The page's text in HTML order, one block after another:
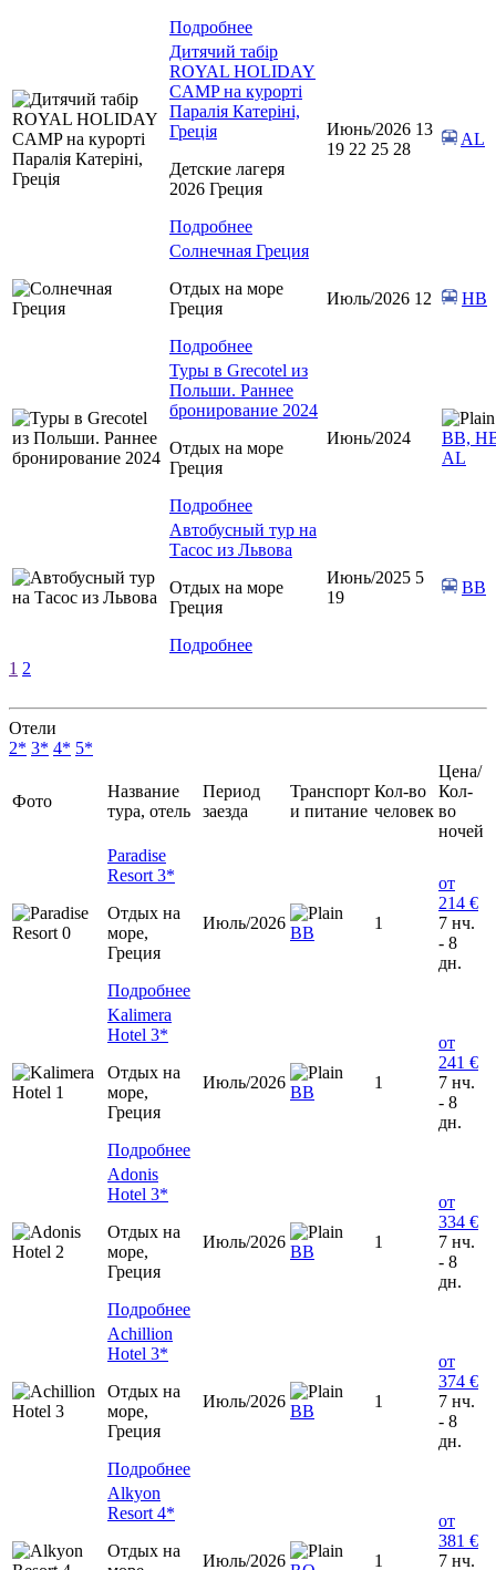
Подробнее
Дитячий табір
ROYAL HOLIDAY
CAMP на курорті
Паралія Катеріні,
Греція
Детские лагеря
2026 Греция
Подробнее
Июнь/2026 13
19 22 25 28
AL
Солнечная Греция
Отдых на море
Греция
Подробнее
Июль/2026 12 HB
Туры в Grecotel из
Польши. Раннее
бронирование 2024
Отдых на море
Греция
Подробнее
Июнь/2024
ВВ,
AL
Автобусный тур на
Тасос из Львова
Отдых на море
Греция
Подробнее
Июнь/2025 5
19
BB
1 2
Отели
2* 3* 4* 5*
Фото
Название
тура, отель
Период
заезда
Транспорт
и питание
Кол-во
человек
Цена/
Кол-
во
ночей
Paradise
Resort 3*
Отдых на
море,
Греция
Подробнее
Июль/2026
BB
1
от
214 €
7 нч.
- 8
дн.
Kalimera
Hotel 3*
Отдых на
море,
Греция
Подробнее
Июль/2026
BB
1
от
241 €
7 нч.
- 8
дн.
Adonis
Hotel 3*
Отдых на
море,
Греция
Подробнее
Июль/2026
ВВ
1
от
334 €
7 нч.
- 8
дн.
Achillion
Hotel 3*
Отдых на
море,
Греция
Подробнее
Июль/2026
ВВ
1
от
374 €
7 нч.
- 8
дн.
Alkyon
Resort 4*
Отдых на
Июль/2026 1
от
381 €
7 нч.